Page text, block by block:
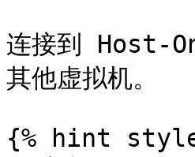
连接到 Host-
其他虚拟机。
{% hint